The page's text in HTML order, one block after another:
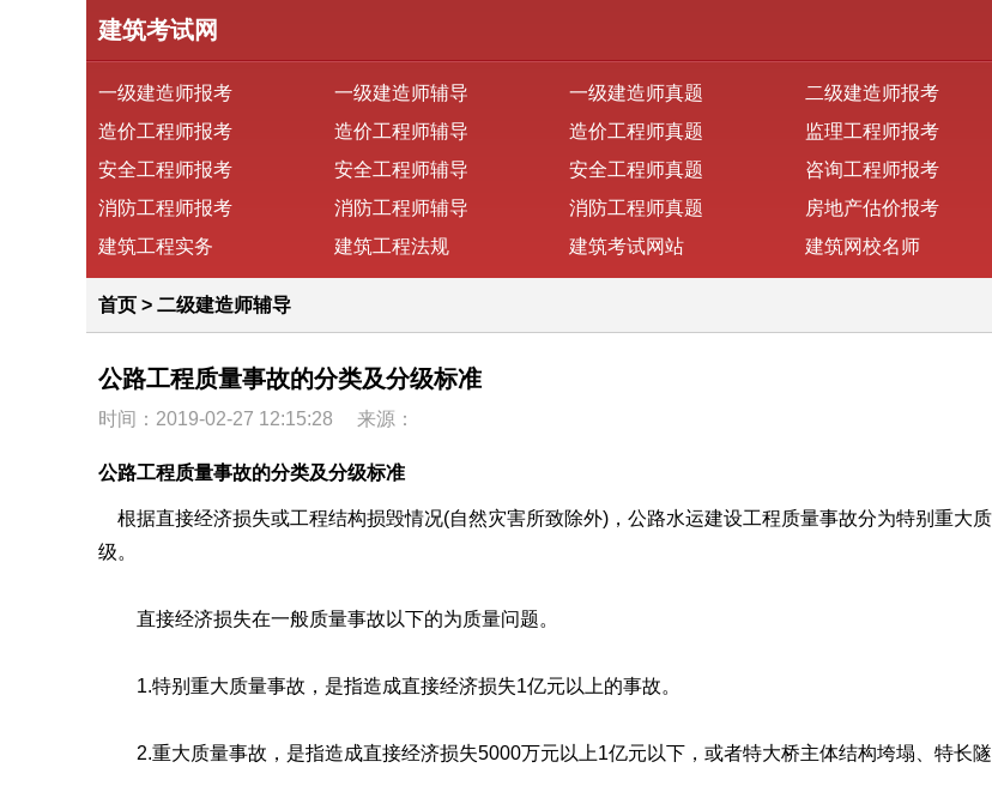
建筑考试网
一级建造师报考 一级建造师辅导 一级建造师真题 二级建造师报考
造价工程师报考
造价工程师辅导 造价工程师真题 监理工程师报考
安全工程师报考
安全工程师辅导 安全工程师真题 咨询工程师报考
消防工程师报考
消防工程师辅导 消防工程师真题 房地产估价报考
建筑工程实务
建筑工程法规 建筑考试网站 建筑网校名师
首页 > 二级建造师辅导
公路工程质量事故的分类及分级标准
时间：2019-02-27 12:15:28 来源：
公路工程质量事故的分类及分级标准
根据直接经济损失或工程结构损毁情况(自然灾害所致除外)，公路水运建设工程质量事故分为特别重大
级。
直接经济损失在一般质量事故以下的为质量问题。
1.特别重大质量事故，是指造成直接经济损失1亿元以上的事故。
2.重大质量事故，是指造成直接经济损失5000万元以上1亿元以下，或者特大桥主体结构垮塌、特长隧